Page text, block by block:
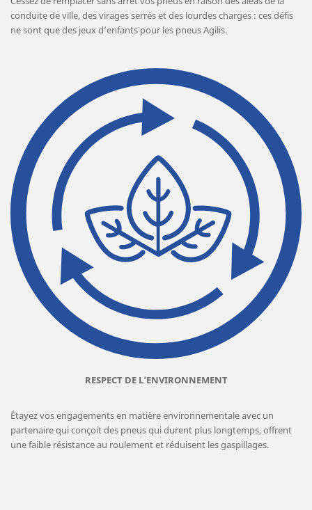
conduite de ville, des virages serrés et des lourdes charges : ces défis
ne sont que des jeux d’enfants pour les pneus Agilis.
RESPECT DE L’ENVIRONNEMENT
Étayez vos engagements en matière environnementale avec un
partenaire qui conçoit des pneus qui durent plus longtemps, offrent
une faible résistance au roulement et réduisent les gaspillages.